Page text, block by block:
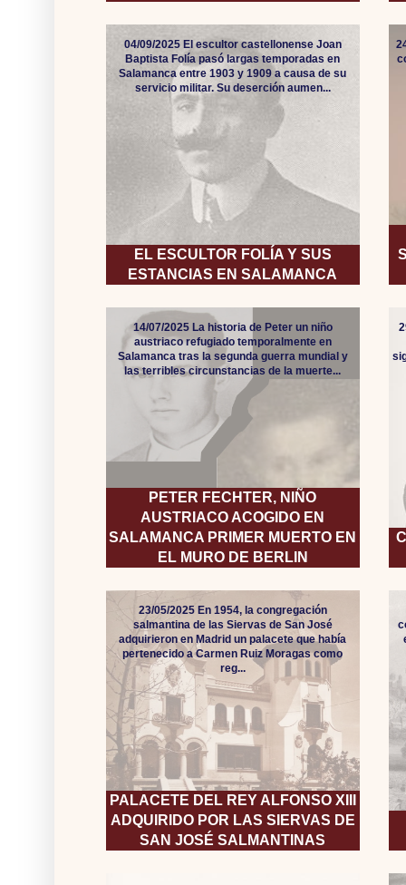
EL ESCULTOR FOLÍA Y SUS
ESTANCIAS EN SALAMANCA
04/09/2025 El escultor castellonense Joan
Baptista Folía pasó largas temporadas en
Salamanca entre 1903 y 1909 a causa de su
servicio militar. Su deserción aumen...
PETER FECHTER, NIÑO
AUSTRIACO ACOGIDO EN
SALAMANCA PRIMER MUERTO EN
EL MURO DE BERLIN
14/07/2025 La historia de Peter un niño
austriaco refugiado temporalmente en
Salamanca tras la segunda guerra mundial y
las terribles circunstancias de la muerte...
PALACETE DEL REY ALFONSO XIII
ADQUIRIDO POR LAS SIERVAS DE
SAN JOSÉ SALMANTINAS
23/05/2025 En 1954, la congregación
salmantina de las Siervas de San José
adquirieron en Madrid un palacete que había
pertenecido a Carmen Ruiz Moragas como
reg...